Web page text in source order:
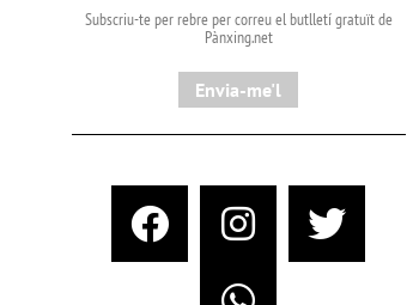
Subscriu-te per rebre per correu el butlletí gratuït de
Pànxing.net​
Envia-me'l